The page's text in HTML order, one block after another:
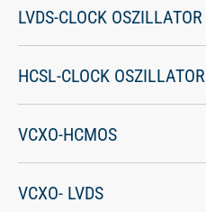
LVDS-CLOCK OSZILLATOR
HCSL-CLOCK OSZILLATOR
VCXO-HCMOS
VCXO- LVDS